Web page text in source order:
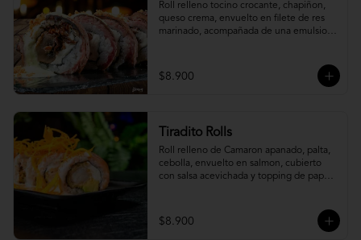
Roll relleno tocino crocante, chapiñon,
queso crema, envuelto en filete de res
marinado, acompañada de una emulsion
$8.900
Tiradito Rolls
Roll relleno de Camaron apanado, palta,
cebolla, envuelto en salmon, cubierto
con salsa acevichada y topping de papa
$8.900